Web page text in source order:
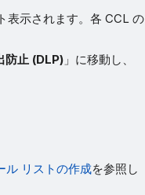
表示されます。各 CCL の
防止 (DLP) 」に移動し、
ル リストの作成を参照し